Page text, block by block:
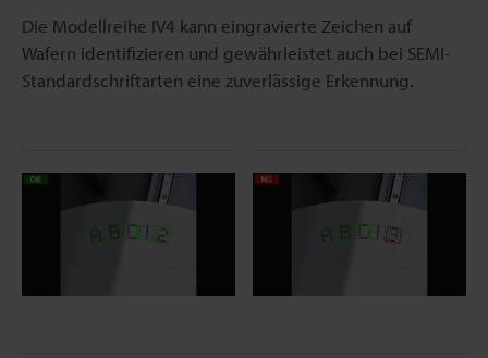
Die Modellreihe IV4 kann eingravierte Zeichen auf
Wafern identifizieren und gewährleistet auch bei SEMI-
Standardschriftarten eine zuverlässige Erkennung.